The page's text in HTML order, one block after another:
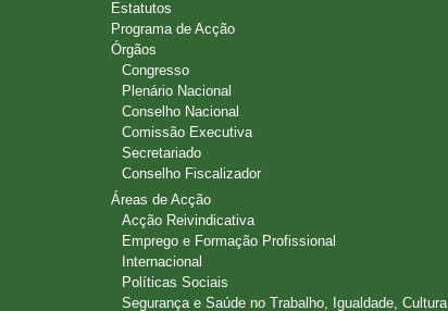
Estatutos
Programa de Acção
Órgãos
Congresso
Plenário Nacional
Conselho Nacional
Comissão Executiva
Secretariado
Conselho Fiscalizador
Áreas de Acção
Acção Reivindicativa
Emprego e Formação Profissional
Internacional
Políticas Sociais
Segurança e Saúde no Trabalho, Igualdade, Cultura